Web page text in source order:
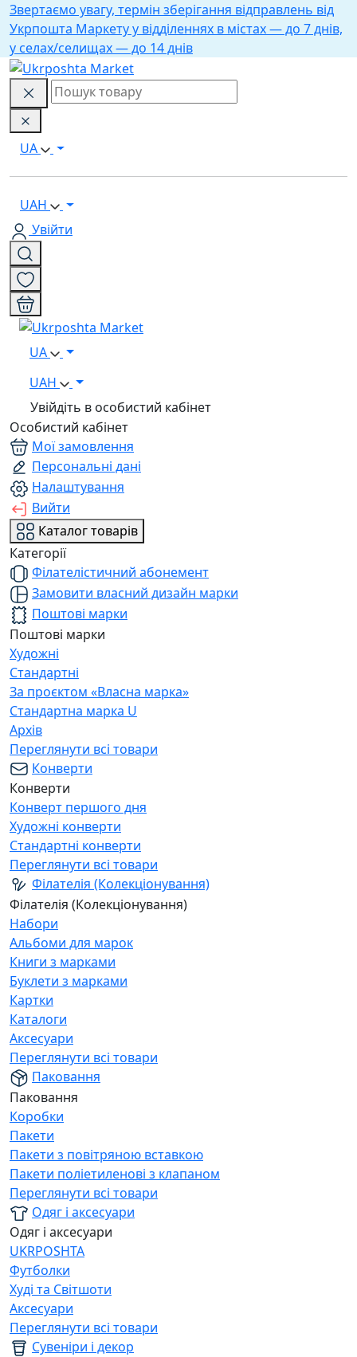
Звертаємо увагу, термін зберігання відправлень від
Укрпошта Маркету у відділеннях в містах — до 7 днів,
у селах/селищах — до 14 днів
UA
UAH
Увійти
UA
UAH
Увійдіть в особистий кабінет
Особистий кабінет
Мої замовлення
Персональні дані
Налаштування
Вийти
Каталог товарів
Категорії
Філателістичний абонемент
Замовити власний дизайн марки
Поштові марки
Поштові марки
Художні
Стандартні
За проєктом «Власна марка»
Стандартна марка U
Архів
Переглянути всі товари
Конверти
Конверти
Конверт першого дня
Художні конверти
Стандартні конверти
Переглянути всі товари
Філателія (Колекціонування)
Філателія (Колекціонування)
Набори
Альбоми для марок
Книги з марками
Буклети з марками
Картки
Каталоги
Аксесуари
Переглянути всі товари
Паковання
Паковання
Коробки
Пакети
Пакети з повітряною вставкою
Пакети поліетиленові з клапаном
Переглянути всі товари
Одяг і аксесуари
Одяг і аксесуари
UKRPOSHTA
Футболки
Худі та Світшоти
Аксесуари
Переглянути всі товари
Сувеніри і декор